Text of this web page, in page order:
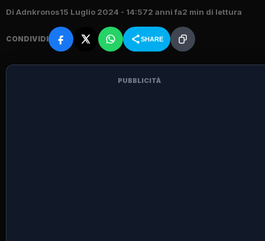
Di Adnkronos15 Luglio 2024 - 14:572 anni fa2 min di lettura
CONDIVIDI SHARE
PUBBLICITÀ